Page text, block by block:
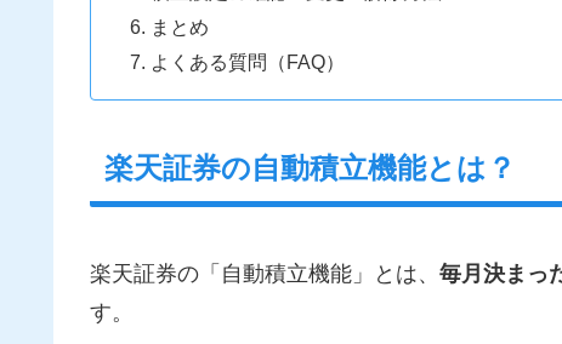
まとめ
よくある質問（FAQ）
楽天証券の自動積立機能とは？
楽天証券の「自動積立機能」とは、 毎月決まっ
す。